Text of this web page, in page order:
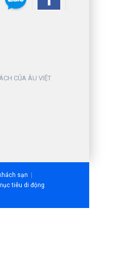
CỦA ÂU VIỆT
sạn
tiêu di động